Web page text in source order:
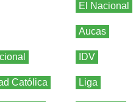
El Nacional
Aucas
IDV
Católica Liga